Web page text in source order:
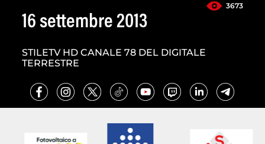
3673
16 settembre 2013
STILETV HD CANALE 78 DEL DIGITALE
TERRESTRE